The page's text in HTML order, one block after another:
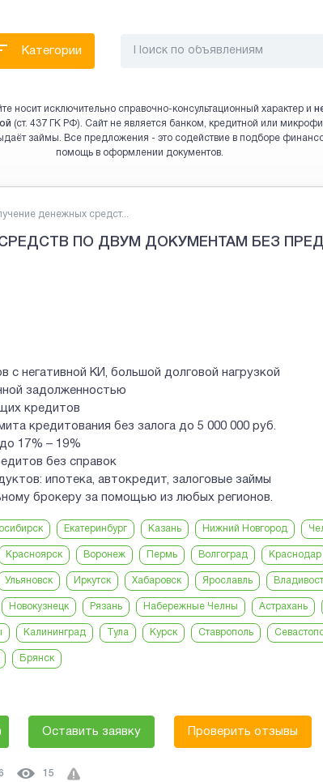
Категории
носит исключительно справочно-консультационный характер и
(ст. 437 ГК РФ). Сайт не является банком, кредитной или
займы. Все предложения - это содействие в подборе
помощь в оформлении документов.
денежных средст...
ПО ДВУМ ДОКУМЕНТАМ БЕЗ
с негативной КИ, большой долговой нагрузкой
задолженностью
кредитов
кредитования без залога до 5 000 000 руб.
17% – 19%
без справок
ипотека, автокредит, залоговые займы
брокеру за помощью из любых регионов.
Екатеринбург Казань Нижний Новгород
Красноярск Воронеж Пермь Волгоград Краснодар
Ульяновск Иркутск Хабаровск Ярославль
Новокузнецк Рязань Набережные Челны Астрахань
Калининград Тула Курск Ставрополь
Брянск
Оставить заявку Проверить отзывы
15